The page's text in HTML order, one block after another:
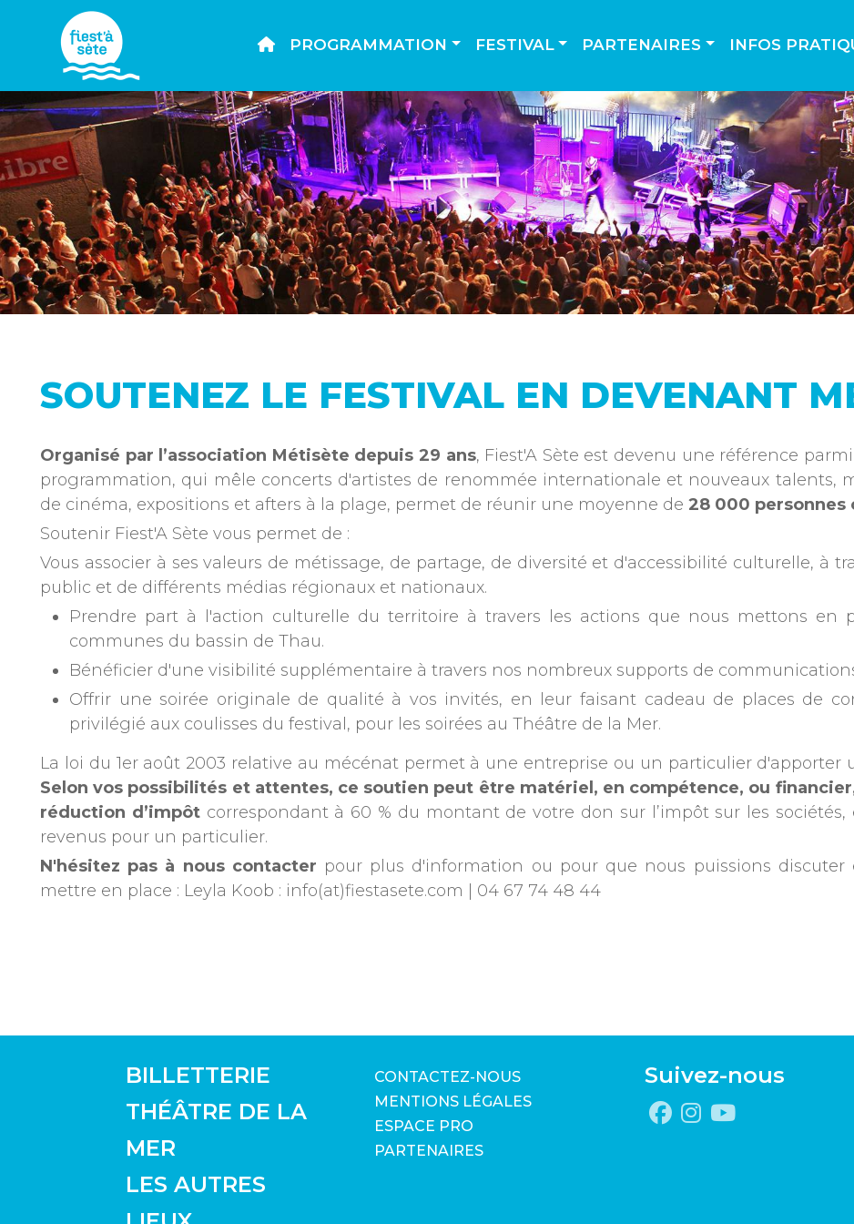
PROGRAMMATION FESTIVAL PARTENAIRES INFOS
SOUTENEZ LE FESTIVAL EN DEVENANT
Organisé par l’association Métisète depuis 29 ans, Fiest'A Sète est devenu une référence
programmation, qui mêle concerts d'artistes de renommée internationale et nouveaux talents,
de cinéma, expositions et afters à la plage, permet de réunir une moyenne de 28 000 personnes
Soutenir Fiest'A Sète vous permet de :
Vous associer à ses valeurs de métissage, de partage, de diversité et d'accessibilité culturelle, à
public et de différents médias régionaux et nationaux.
Prendre part à l'action culturelle du territoire à travers les actions que nous mettons en
communes du bassin de Thau.
Bénéficier d'une visibilité supplémentaire à travers nos nombreux supports de
Offrir une soirée originale de qualité à vos invités, en leur faisant cadeau de places de
privilégié aux coulisses du festival, pour les soirées au Théâtre de la Mer.
La loi du 1er août 2003 relative au mécénat permet à une entreprise ou un particulier d'apporter
Selon vos possibilités et attentes, ce soutien peut être matériel, en compétence, ou
réduction d’impôtcorrespondant à 60 % du montant de votre don sur l’impôt sur les
revenus pour un particulier.
N'hésitez pas à nous contacter pour plus d'information ou pour que nous puissions
mettre en place : Leyla Koob : info(at)fiestasete.com | 04 67 74 48 44
BILLETTERIE
THÉÂTRE DE LA
MER
LES AUTRES
CONTACTEZ-NOUS
MENTIONS LÉGALES
ESPACE PRO
PARTENAIRES
Suivez-nous